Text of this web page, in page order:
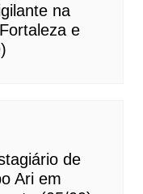
na
e
de
Ari em